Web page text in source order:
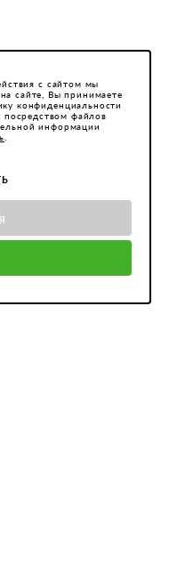
с сайтом мы
сайте, Вы принимаете
конфиденциальности
посредством файлов
информации